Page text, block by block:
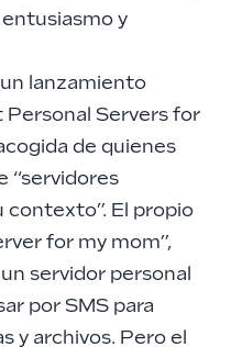
y
lanzamiento
Servers for
de quienes
“servidores
El propio
for my mom”,
servidor personal
por SMS para
y archivos. Pero el